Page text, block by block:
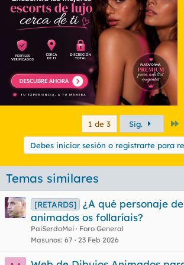
1 de 3 Sig.
Debes iniciar sesión o registrarte para
Temas similares
[RETARDS]
¿A qué personaje
animados os follaríais?
PaiSerdoMei
Foro General
Masunos 67 23 Feb 2026